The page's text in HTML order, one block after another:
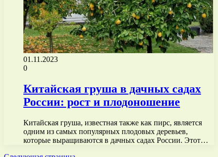
01.11.2023
0
Китайская груша в дачных садах
России: рост и плодоношение
Китайская груша, известная также как пирс, является
одним из самых популярных плодовых деревьев,
которые выращиваются в дачных садах России. Этот…